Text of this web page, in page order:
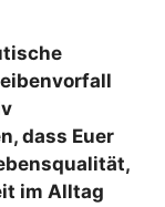
dass Euer
im Alltag